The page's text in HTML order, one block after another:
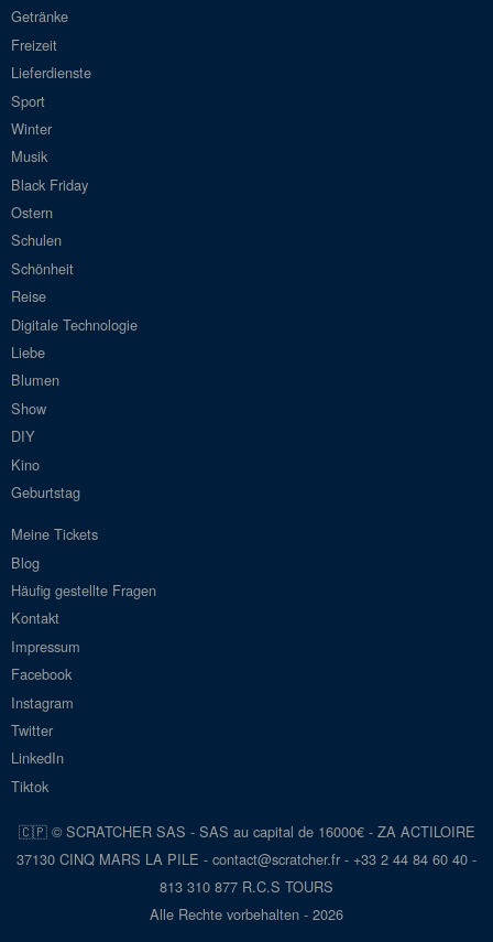
Getränke
Freizeit
Lieferdienste
Sport
Winter
Musik
Black Friday
Ostern
Schulen
Schönheit
Reise
Digitale Technologie
Liebe
Blumen
Show
DIY
Kino
Geburtstag
Meine Tickets
Blog
Häufig gestellte Fragen
Kontakt
Impressum
Facebook
Instagram
Twitter
LinkedIn
Tiktok
🇨🇵 © SCRATCHER SAS - SAS au capital de 16000€ - ZA ACTILOIRE
37130 CINQ MARS LA PILE - contact@scratcher.fr - +33 2 44 84 60 40 -
813 310 877 R.C.S TOURS
Alle Rechte vorbehalten - 2026